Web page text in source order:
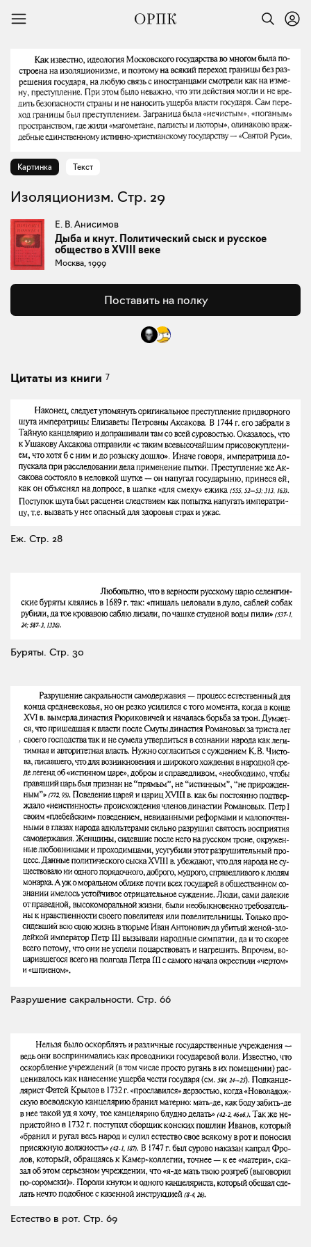
Картинка Текст
Изоляционизм. Стр. 29
Е. В. Анисимов
Дыба и кнут. Политический сыск и русское
общество в XVIII веке
Москва, 1999
Поставить на полку
Цитаты из книги 7
Еж. Стр. 28
Буряты. Стр. 30
Разрушение сакральности. Стр. 66
Естество в рот. Стр. 69